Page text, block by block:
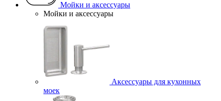
Мойки и аксессуары
Мойки и аксессуары
Аксессуары для кухонных
моек